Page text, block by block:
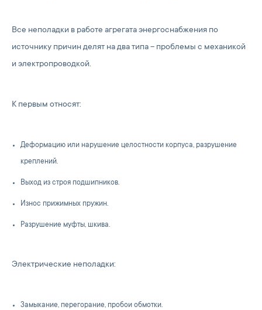
Все неполадки в работе агрегата энергоснабжения по
источнику причин делят на два типа – проблемы с механикой
и электропроводкой.
К первым относят:
Деформацию или нарушение целостности корпуса, разрушение
креплений.
Выход из строя подшипников.
Износ прижимных пружин.
Разрушение муфты, шкива.
Электрические неполадки:
Замыкание, перегорание, пробои обмотки.